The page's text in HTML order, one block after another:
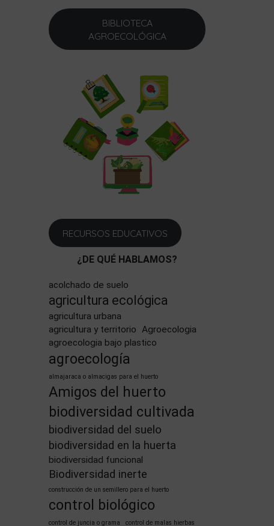
BIBLIOTECA
AGROECOLÓGICA
RECURSOS EDUCATIVOS
¿DE QUÉ HABLAMOS?
acolchado de suelo
agricultura ecológica
agricultura urbana
agricultura y territorio Agroecologia
agroecologia bajo plastico
agroecología
almajaraca o almacigas para el huerto
Amigos del huerto
biodiversidad cultivada
biodiversidad del suelo
biodiversidad en la huerta
biodiversidad funcional
Biodiversidad inerte
construcción de un semillero para el huerto
control biológico
control de juncia o grama control de malas hierbas